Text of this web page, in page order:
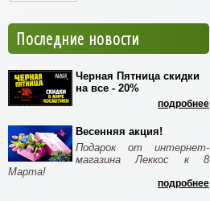
Последние новости
Черная Пятница скидки
на все - 20%
подробнее
Весенняя акция!
Подарок от интернет-
магазина Леккос к 8
Марта!
подробнее